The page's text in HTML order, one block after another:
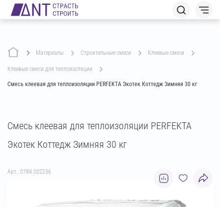
Материалы строительные смеси клеевые смеси
клеевые смеси для теплоизоляции
Смесь клеевая для теплоизоляции PERFEKTA Экотек Коттедж Зимняя 30 кг
Смесь клеевая для теплоизоляции PERFEKTA
Экотек Коттедж Зимняя 30 кг
Арт.: 0784.002236